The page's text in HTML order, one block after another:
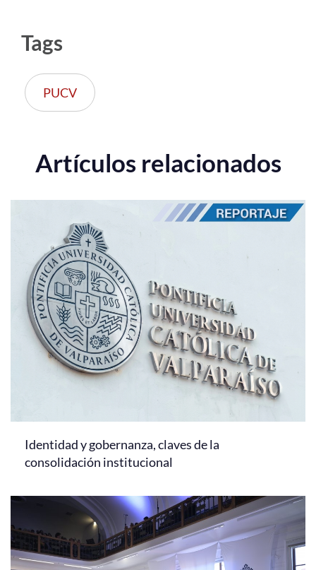
Tags
PUCV
Artículos relacionados
Identidad y gobernanza, claves de la
consolidación institucional